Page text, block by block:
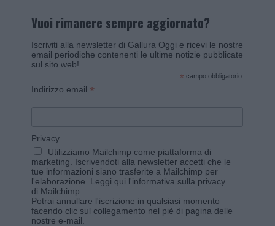
Vuoi rimanere sempre aggiornato?
Iscriviti alla newsletter di Gallura Oggi e ricevi le nostre
email periodiche contenenti le ultime notizie pubblicate
sul sito web!
* campo obbligatorio
Indirizzo email *
Privacy
Utilizziamo Mailchimp come piattaforma di
marketing. Iscrivendoti alla newsletter accetti che le
tue informazioni siano trasferite a Mailchimp per
l'elaborazione. Leggi qui l'informativa sulla privacy
di Mailchimp
Potrai annullare l'iscrizione in qualsiasi momento
facendo clic sul collegamento nel piè di pagina delle
nostre e-mail.